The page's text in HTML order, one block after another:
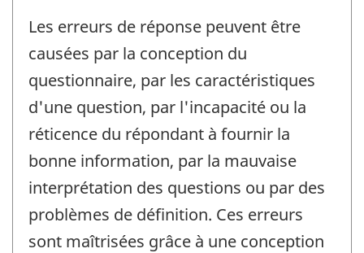
Les erreurs de réponse peuvent être
causées par la conception du
questionnaire, par les caractéristiques
d'une question, par l'incapacité ou la
réticence du répondant à fournir la
bonne information, par la mauvaise
interprétation des questions ou par des
problèmes de définition. Ces erreurs
sont maîtrisées grâce à une conception